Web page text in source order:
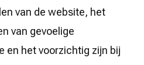
van de website, het
van gevoelige
en het voorzichtig zijn bij